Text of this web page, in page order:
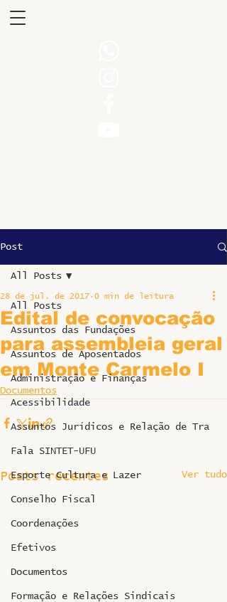
Post
All Posts
Assuntos das Fundações
Assuntos de Aposentados
Administração e Finanças
Acessibilidade
Assuntos Jurídicos e Relação de Tra
Fala SINTET-UFU
Esporte Cultura e Lazer
Conselho Fiscal
Coordenações
Efetivos
Documentos
Formação e Relações Sindicais
All Posts
Edital de convocação
para assembleia geral
em Monte Carmelo I
28 de jul. de 2017 0 min de leitura
Documentos
Posts recentes Ver tudo